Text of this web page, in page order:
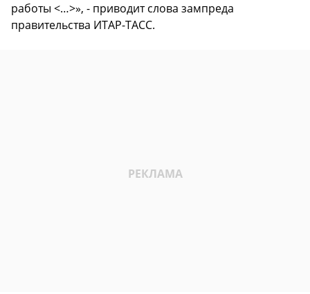
работы <…>», - приводит слова зампреда
правительства ИТАР-ТАСС.